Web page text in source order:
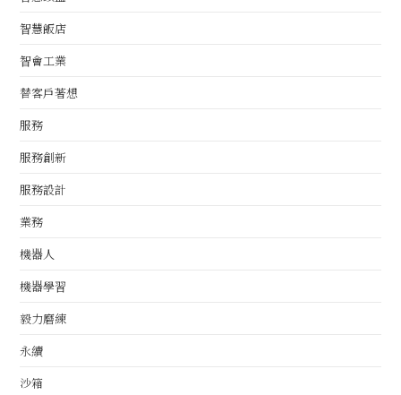
智慧飯店
智會工業
替客戶著想
服務
服務創新
服務設計
業務
機器人
機器學習
毅力磨練
永續
沙箱